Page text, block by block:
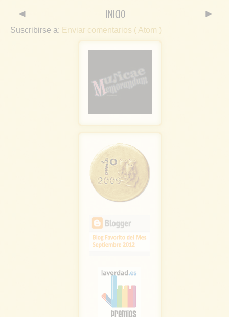
◄ ►
INICIO
Suscribirse a: Enviar comentarios ( Atom )